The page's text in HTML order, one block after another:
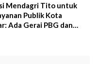
Mendagri Tito untuk
Publik Kota
Ada Gerai PBG dan